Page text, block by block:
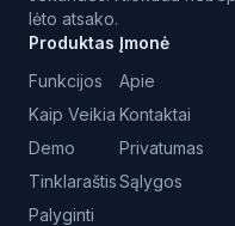
lėto atsako.
Produktas
Funkcijos
Kaip Veikia
Demo
Tinklaraštis
Palyginti
Įmonė
Apie
Kontaktai
Privatumas
Sąlygos